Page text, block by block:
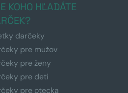
KOHO HĽADÁTE
darčeky
pre mužov
pre ženy
pre deti
pre otecka